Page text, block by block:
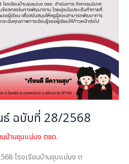
ธ์ ฉบับที่ 28/2568
นบ้านขุนแม่บง ตชด.
โรงเรียนบ้านขุนแม่บง ต